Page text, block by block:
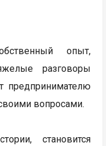
опыт,
разговоры
предпринимателю
вопросами.
становится